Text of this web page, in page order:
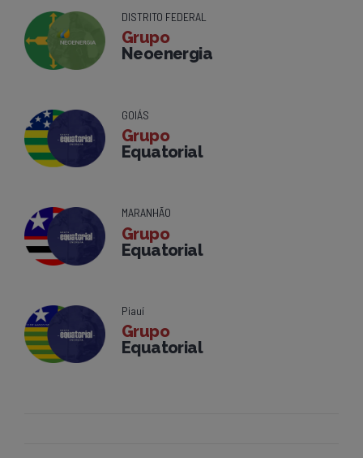
DISTRITO FEDERAL
Grupo
Neoenergia
GOIÁS
Grupo
Equatorial
MARANHÃO
Grupo
Equatorial
Piauí
Grupo
Equatorial